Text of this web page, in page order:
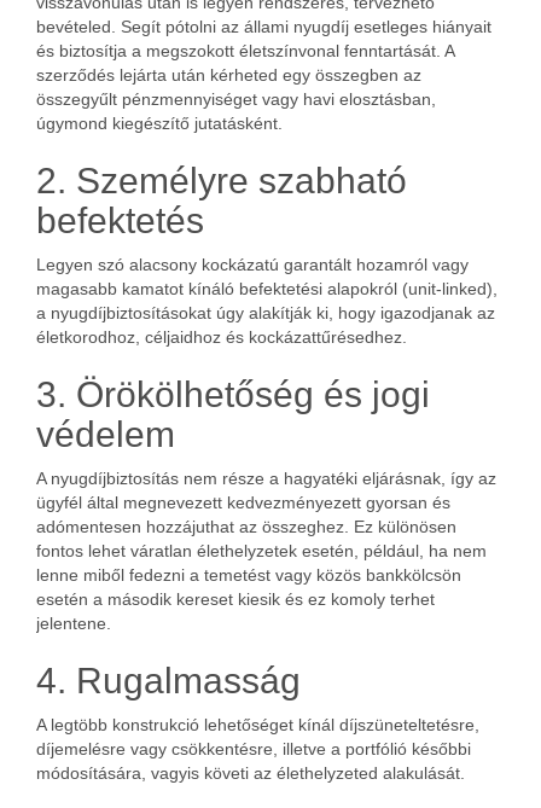
bevételed. Segít pótolni az állami nyugdíj esetleges hiányait
és biztosítja a megszokott életszínvonal fenntartását. A
szerződés lejárta után kérheted egy összegben az
összegyűlt pénzmennyiséget vagy havi elosztásban,
úgymond kiegészítő jutatásként.
2. Személyre szabható
befektetés
Legyen szó alacsony kockázatú garantált hozamról vagy
magasabb kamatot kínáló befektetési alapokról (unit-linked),
a nyugdíjbiztosításokat úgy alakítják ki, hogy igazodjanak az
életkorodhoz, céljaidhoz és kockázattűrésedhez.
3. Örökölhetőség és jogi
védelem
A nyugdíjbiztosítás nem része a hagyatéki eljárásnak, így az
ügyfél által megnevezett kedvezményezett gyorsan és
adómentesen hozzájuthat az összeghez. Ez különösen
fontos lehet váratlan élethelyzetek esetén, például, ha nem
lenne miből fedezni a temetést vagy közös bankkölcsön
esetén a második kereset kiesik és ez komoly terhet
jelentene.
4. Rugalmasság
A legtöbb konstrukció lehetőséget kínál díjszüneteltetésre,
díjemelésre vagy csökkentésre, illetve a portfólió későbbi
módosítására, vagyis követi az élethelyzeted alakulását.